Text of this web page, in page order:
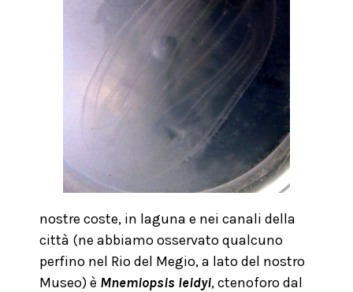
nostre coste, in laguna e nei canali della
città (ne abbiamo osservato qualcuno
perfino nel Rio del Megio, a lato del nostro
Museo) è Mnemiopsis leidyi, ctenoforo dal